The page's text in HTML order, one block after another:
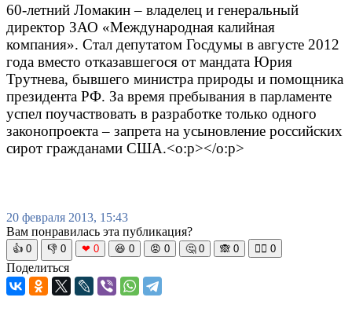
60-летний Ломакин – владелец и генеральный
директор ЗАО «Международная калийная
компания». Стал депутатом Госдумы в августе 2012
года вместо отказавшегося от мандата Юрия
Трутнева, бывшего министра природы и помощника
президента РФ. За время пребывания в парламенте
успел поучаствовать в разработке только одного
законопроекта – запрета на усыновление российских
сирот гражданами США.<o:p></o:p>
20 февраля 2013, 15:43
Вам понравилась эта публикация?
👍 0 👎 0 ❤ 0 😆 0 😡 0 🤔 0 🙈 0 🧘‍♀️ 0
Поделиться